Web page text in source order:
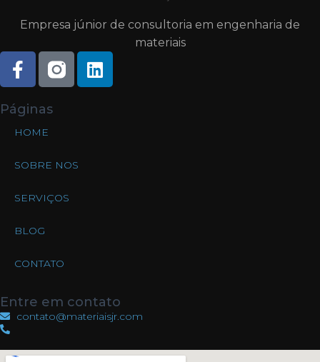
Empresa júnior de consultoria em engenharia de
materiais
Páginas
HOME
SOBRE NOS
SERVIÇOS
BLOG
CONTATO
Entre em contato
contato@materiaisjr.com